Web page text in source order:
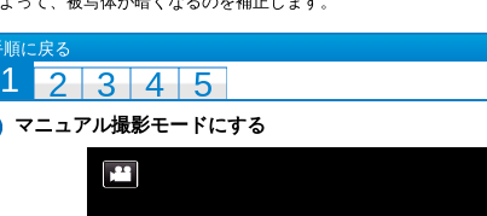
に戻る
1 2 3 4 5
マニュアル撮影モードにする